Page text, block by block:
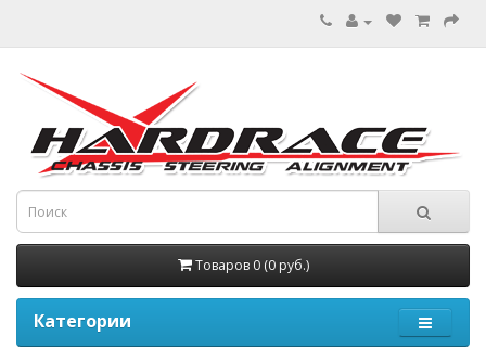
Товаров 0 (0 руб.)
Категории